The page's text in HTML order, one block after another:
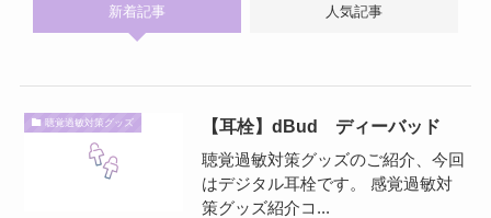
新着記事 人気記事
聴覚過敏対策グッズ 【耳栓】dBud ディーバッド
聴覚過敏対策グッズのご紹介、今回
はデジタル耳栓です。 感覚過敏対
策グッズ紹介コ...